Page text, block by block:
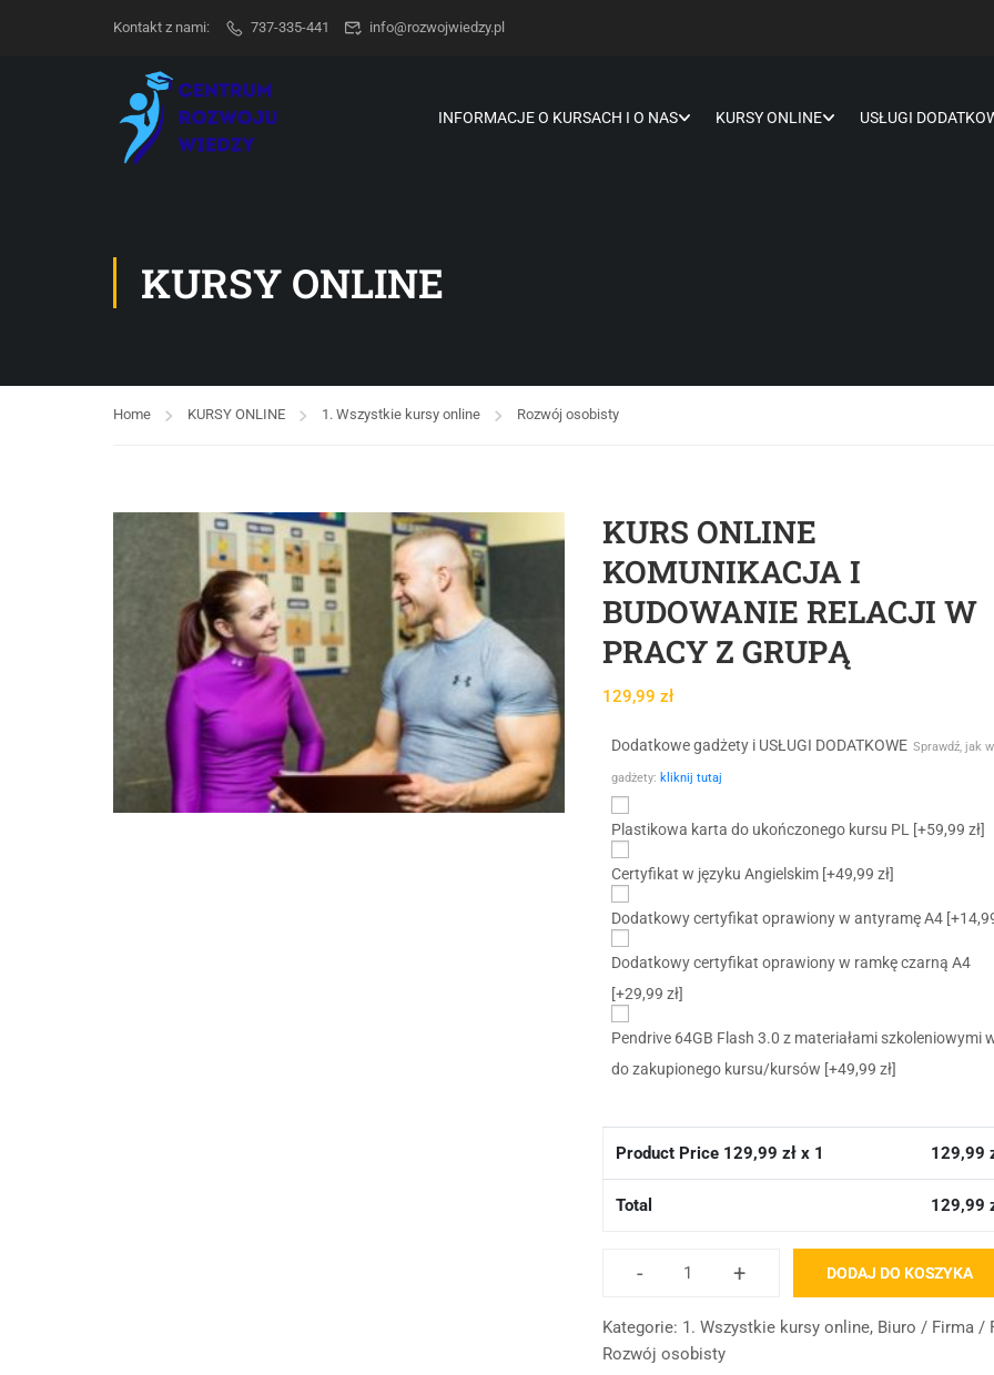
Kontakt z nami: 737-335-441 info@rozwojwiedzy.pl
INFORMACJE O KURSACH I O NAS KURSY ONLINE USŁUGI
KURSY ONLINE
Home KURSY ONLINE 1. Wszystkie kursy online Rozwój osobisty
KURS ONLINE
KOMUNIKACJA I
BUDOWANIE RELACJI W
PRACY Z GRUPĄ
129,99 zł
Dodatkowe gadżety i USŁUGI DODATKOWE Sprawdź, jak
gadżety: kliknij tutaj
Plastikowa karta do ukończonego kursu PL [+59,99 zł]
Certyfikat w języku Angielskim [+49,99 zł]
Dodatkowy certyfikat oprawiony w antyramę A4
Dodatkowy certyfikat oprawiony w ramkę czarną A4
[+29,99 zł]
Pendrive 64GB Flash 3.0 z materiałami szkoleniowymi
do zakupionego kursu/kursów [+49,99 zł]
Product Price 129,99 zł x 1 129,99
Total 129,99
- + DODAJ DO KOSZYKA
Kategorie: 1. Wszystkie kursy online, Biuro / Firma /
Rozwój osobisty